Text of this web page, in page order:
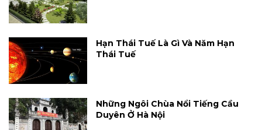
Hạn Thái Tuế Là Gì Và Năm Hạn
Thái Tuế
Những Ngôi Chùa Nổi Tiếng Cầu
Duyên Ở Hà Nội